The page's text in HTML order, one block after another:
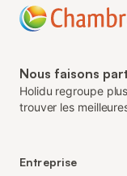
Nous faisons
Holidu regroupe
trouver les
Entreprise